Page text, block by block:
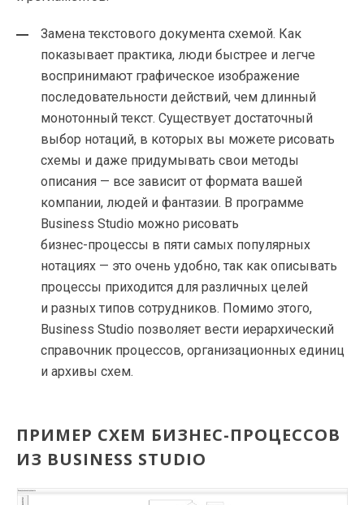
Замена текстового документа схемой. Как
показывает практика, люди быстрее и легче
воспринимают графическое изображение
последовательности действий, чем длинный
монотонный текст. Существует достаточный
выбор нотаций, в которых вы можете рисовать
схемы и даже придумывать свои методы
описания — все зависит от формата вашей
компании, людей и фантазии. В программе
Business Studio можно рисовать
бизнес-процессы в пяти самых популярных
нотациях — это очень удобно, так как описывать
процессы приходится для различных целей
и разных типов сотрудников. Помимо этого,
Business Studio позволяет вести иерархический
справочник процессов, организационных единиц
и архивы схем.
ПРИМЕР СХЕМ БИЗНЕС-ПРОЦЕССОВ
ИЗ BUSINESS STUDIO